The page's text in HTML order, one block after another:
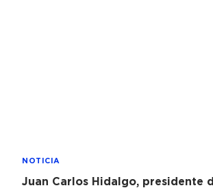
NOTICIA
Juan Carlos Hidalgo, presidente